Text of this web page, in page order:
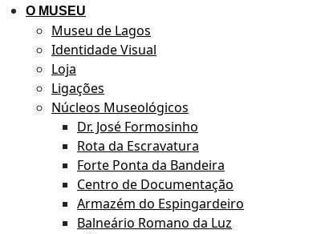
O MUSEU
Museu de Lagos
Identidade Visual
Loja
Ligações
Núcleos Museológicos
Dr. José Formosinho
Rota da Escravatura
Forte Ponta da Bandeira
Centro de Documentação
Armazém do Espingardeiro
Balneário Romano da Luz